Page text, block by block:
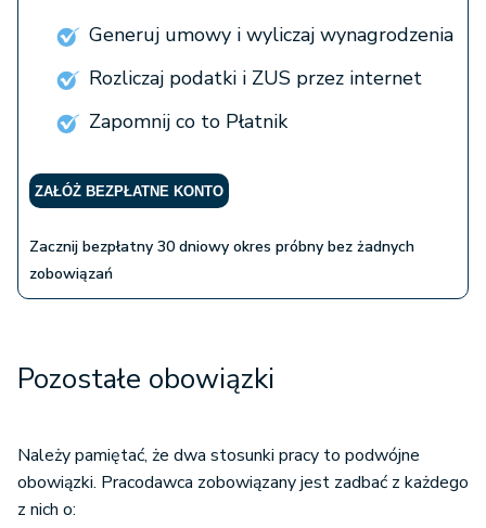
Generuj umowy i wyliczaj wynagrodzenia
Rozliczaj podatki i ZUS przez internet
Zapomnij co to Płatnik
ZAŁÓŻ BEZPŁATNE KONTO
Zacznij bezpłatny 30 dniowy okres próbny bez żadnych
zobowiązań
Pozostałe obowiązki
Należy pamiętać, że dwa stosunki pracy to podwójne
obowiązki. Pracodawca zobowiązany jest zadbać z każdego
z nich o: